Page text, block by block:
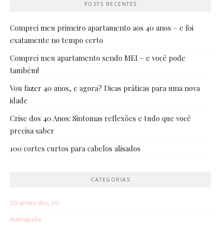
POSTS RECENTES
Comprei meu primeiro apartamento aos 40 anos – e foi
exatamente no tempo certo
Comprei meu apartamento sendo MEI – e você pode
também!
Vou fazer 40 anos, e agora? Dicas práticas para uma nova
idade
Crise dos 40 Anos: Sintomas reflexões e tudo que você
precisa saber
100 cortes curtos para cabelos alisados
CATEGORIAS
30 antes dos 30
Autoajuda